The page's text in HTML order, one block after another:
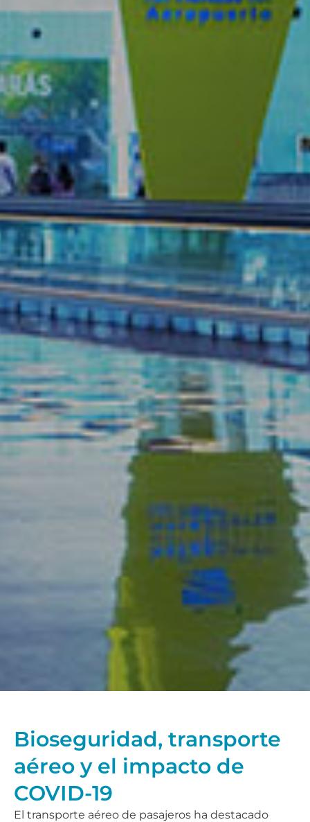
Bioseguridad, transporte
aéreo y el impacto de
COVID-19
El transporte aéreo de pasajeros ha destacado